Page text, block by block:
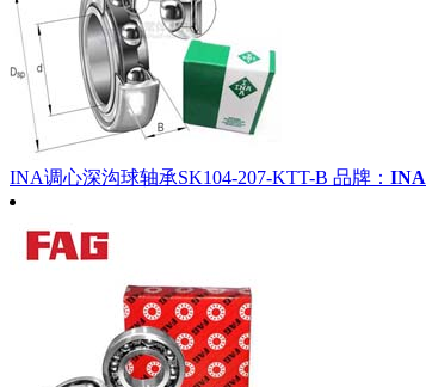
INA调心深沟球轴承SK104-207-KTT-B 品牌： INA